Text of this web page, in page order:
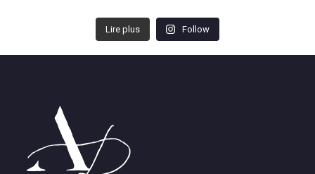
Lire plus Follow